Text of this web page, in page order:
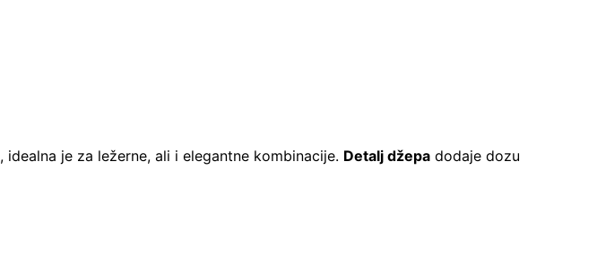
, idealna je za ležerne, ali i elegantne kombinacije. Detalj džepa dodaje dozu